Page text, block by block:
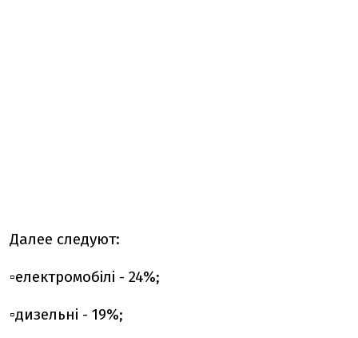
Далее следуют:
▫️електромобілі - 24%;
▫️дизельні - 19%;